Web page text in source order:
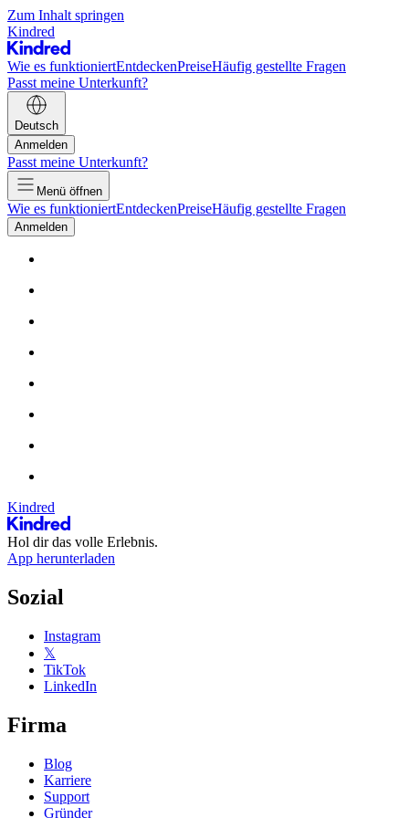
Zum Inhalt springen
Kindred
Wie es funktioniertEntdeckenPreiseHäufig gestellte Fragen
Passt meine Unterkunft?
Deutsch
Anmelden
Passt meine Unterkunft?
Menü öffnen
Wie es funktioniertEntdeckenPreiseHäufig gestellte Fragen
Anmelden
Kindred
Hol dir das volle Erlebnis.
App herunterladen
Sozial
Instagram
𝕏
TikTok
LinkedIn
Firma
Blog
Karriere
Support
Gründer